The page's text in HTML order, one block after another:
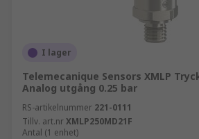
I lager
Telemecanique Sensors XMLP
Analog utgång 0.25 bar
RS-artikelnummer 221-0111
Tillv. art.nrXMLP250MD21F
Antal (1 enhet)